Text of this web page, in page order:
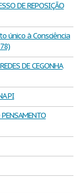
DE REPOSIÇÃO
único à Consciência
DE CEGONHA
PI